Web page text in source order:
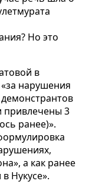
Но это
в
нарушения
привлечены 3
ранее)».
а как ранее
Нукусе».